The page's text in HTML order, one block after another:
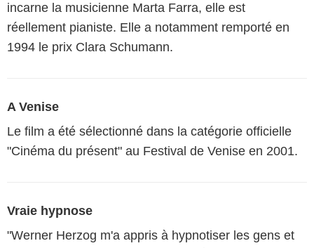
incarne la musicienne Marta Farra, elle est
réellement pianiste. Elle a notamment remporté en
1994 le prix Clara Schumann.
A Venise
Le film a été sélectionné dans la catégorie officielle
"Cinéma du présent" au Festival de Venise en 2001.
Vraie hypnose
"Werner Herzog m'a appris à hypnotiser les gens et